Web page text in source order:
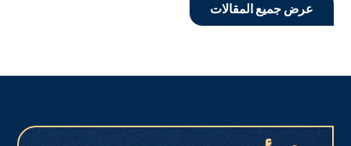
عرض جميع المقالات